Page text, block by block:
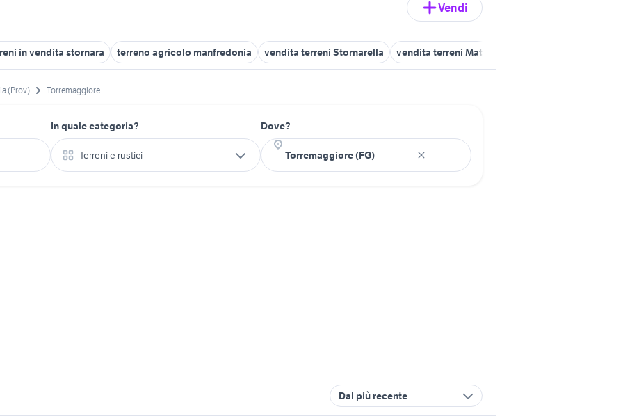
Vendi
in vendita stornara terreno agricolo manfredonia vendita terreni Stornarella vendita terreni Mattinata
(Prov) Torremaggiore
In quale categoria?
Terreni e rustici
Dove?
Dal più recente